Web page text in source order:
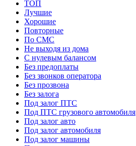
ТОП
Лучшие
Хорошие
Повторные
По СМС
Не выходя из дома
С нулевым балансом
Без предоплаты
Без звонков оператора
Без прозвона
Без залога
Под залог ПТС
Под ПТС грузового автомобиля
Под залог авто
Под залог автомобиля
Под залог машины